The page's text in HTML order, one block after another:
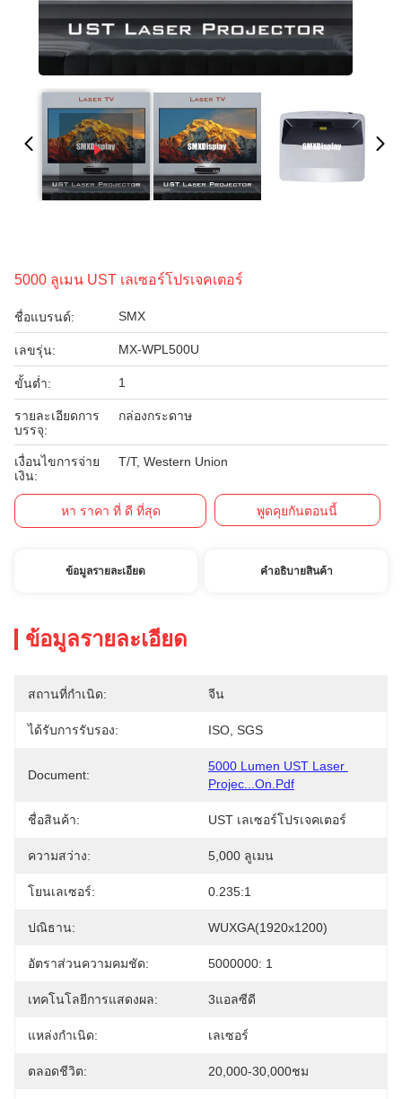
5000 ลูเมน UST เลเซอร์โปรเจคเตอร์
ชื่อแบรนด์: SMX
เลขรุ่น: MX-WPL500U
ขั้นต่ำ: 1
รายละเอียดการ
บรรจุ:
กล่องกระดาษ
เงื่อนไขการจ่าย
เงิน:
T/T, Western Union
หา ราคา ที่ ดี ที่สุด พูดคุยกันตอนนี้
ข้อมูลรายละเอียด คําอธิบายสินค้า
ข้อมูลรายละเอียด
สถานที่กำเนิด: จีน
ได้รับการรับรอง: ISO, SGS
Document:
5000 Lumen UST Laser
Projec...on.pdf
ชื่อสินค้า: UST เลเซอร์โปรเจคเตอร์
ความสว่าง: 5,000 ลูเมน
โยนเลเซอร์: 0.235:1
ปณิธาน: WUXGA(1920x1200)
อัตราส่วนความคมชัด: 5000000: 1
เทคโนโลยีการแสดงผล: 3แอลซีดี
แหล่งกำเนิด: เลเซอร์
ตลอดชีวิต: 20,000-30,000ชม